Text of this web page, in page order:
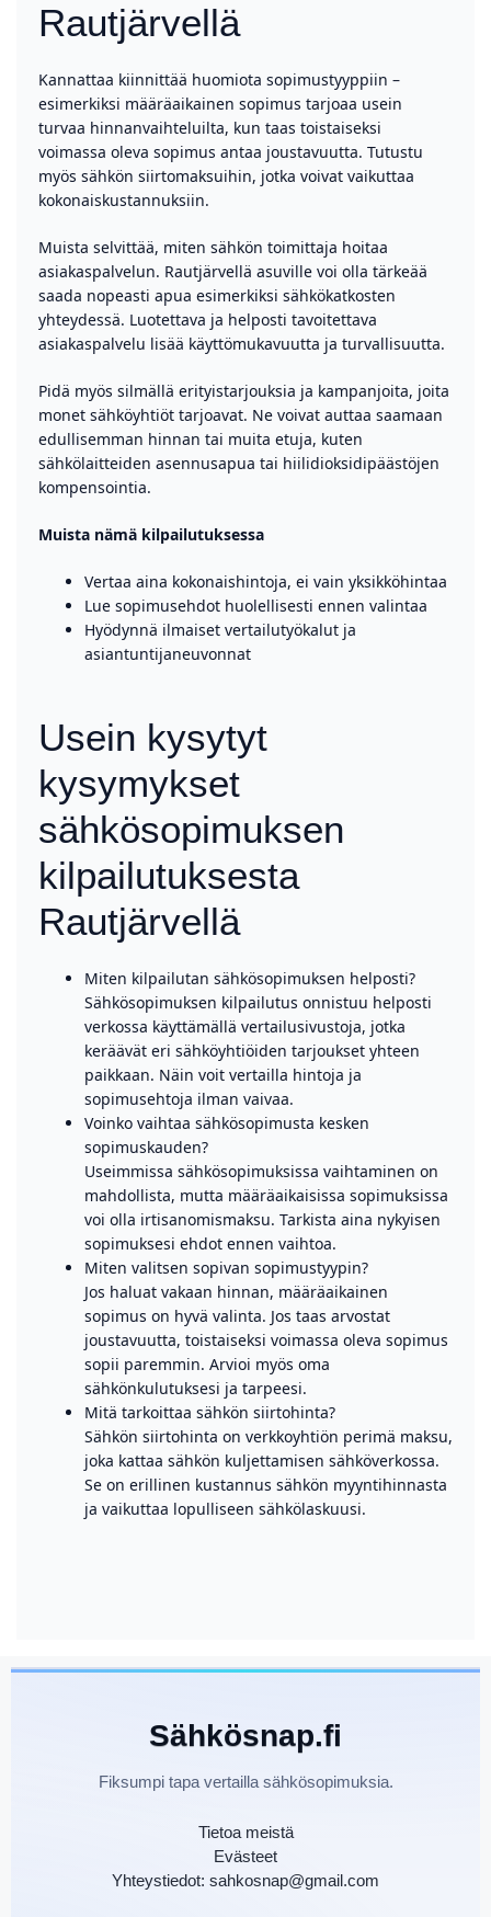
Rautjärvellä
Kannattaa kiinnittää huomiota sopimustyyppiin –
esimerkiksi määräaikainen sopimus tarjoaa usein
turvaa hinnanvaihteluilta, kun taas toistaiseksi
voimassa oleva sopimus antaa joustavuutta. Tutustu
myös sähkön siirtomaksuihin, jotka voivat vaikuttaa
kokonaiskustannuksiin.
Muista selvittää, miten sähkön toimittaja hoitaa
asiakaspalvelun. Rautjärvellä asuville voi olla tärkeää
saada nopeasti apua esimerkiksi sähkökatkosten
yhteydessä. Luotettava ja helposti tavoitettava
asiakaspalvelu lisää käyttömukavuutta ja turvallisuutta.
Pidä myös silmällä erityistarjouksia ja kampanjoita, joita
monet sähköyhtiöt tarjoavat. Ne voivat auttaa saamaan
edullisemman hinnan tai muita etuja, kuten
sähkölaitteiden asennusapua tai hiilidioksidipäästöjen
kompensointia.
Muista nämä kilpailutuksessa
Vertaa aina kokonaishintoja, ei vain yksikköhintaa
Lue sopimusehdot huolellisesti ennen valintaa
Hyödynnä ilmaiset vertailutyökalut ja
asiantuntijaneuvonnat
Usein kysytyt
kysymykset
sähkösopimuksen
kilpailutuksesta
Rautjärvellä
Miten kilpailutan sähkösopimuksen helposti?
Sähkösopimuksen kilpailutus onnistuu helposti
verkossa käyttämällä vertailusivustoja, jotka
keräävät eri sähköyhtiöiden tarjoukset yhteen
paikkaan. Näin voit vertailla hintoja ja
sopimusehtoja ilman vaivaa.
Voinko vaihtaa sähkösopimusta kesken
sopimuskauden?
Useimmissa sähkösopimuksissa vaihtaminen on
mahdollista, mutta määräaikaisissa sopimuksissa
voi olla irtisanomismaksu. Tarkista aina nykyisen
sopimuksesi ehdot ennen vaihtoa.
Miten valitsen sopivan sopimustyypin?
Jos haluat vakaan hinnan, määräaikainen
sopimus on hyvä valinta. Jos taas arvostat
joustavuutta, toistaiseksi voimassa oleva sopimus
sopii paremmin. Arvioi myös oma
sähkönkulutuksesi ja tarpeesi.
Mitä tarkoittaa sähkön siirtohinta?
Sähkön siirtohinta on verkkoyhtiön perimä maksu,
joka kattaa sähkön kuljettamisen sähköverkossa.
Se on erillinen kustannus sähkön myyntihinnasta
ja vaikuttaa lopulliseen sähkölaskuusi.
Sähkösnap.fi
Fiksumpi tapa vertailla sähkösopimuksia.
Tietoa meistä
Evästeet
Yhteystiedot: sahkosnap@gmail.com